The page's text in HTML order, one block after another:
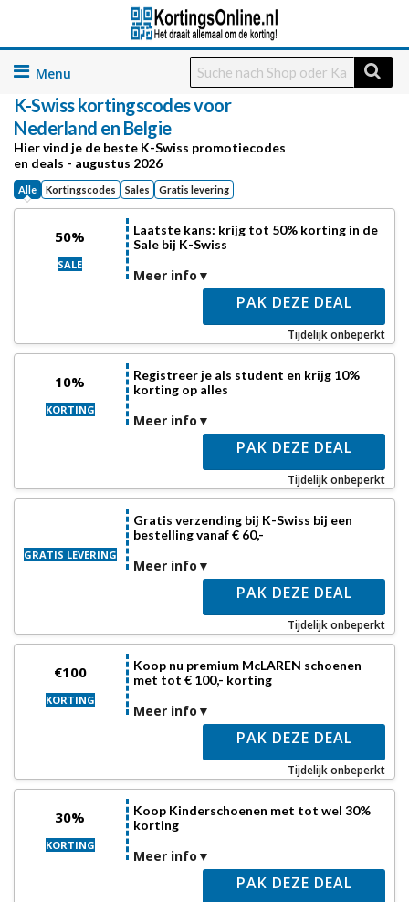
Skip
content
K-Swisskortingscodes voor
Nederland en Belgie
Hier vind je de beste K-Swiss promotiecodes
en deals - augustus 2026
Alle Kortingscodes Sales Gratis levering
50%
SALE
Laatste kans: krijg tot 50% korting in de
Sale bij K-Swiss
Meer info
PAK DEZE DEAL
Tijdelijk onbeperkt
10%
KORTING
Registreer je als student en krijg 10%
korting op alles
Meer info
PAK DEZE DEAL
Tijdelijk onbeperkt
GRATIS LEVERING
Gratis verzending bij K-Swiss bij een
bestelling vanaf € 60,-
Meer info
PAK DEZE DEAL
Tijdelijk onbeperkt
€100
KORTING
Koop nu premium McLAREN schoenen
met tot € 100,- korting
Meer info
PAK DEZE DEAL
Tijdelijk onbeperkt
30%
KORTING
Koop Kinderschoenen met tot wel 30%
korting
Meer info
PAK DEZE DEAL